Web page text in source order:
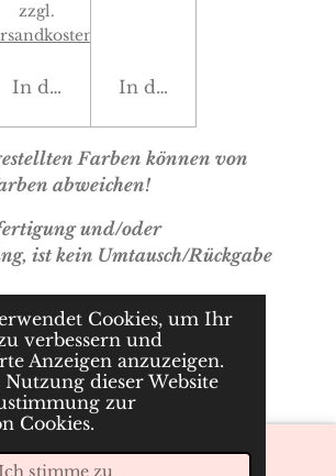
Cookies, um Ihr
verbessern und
Anzeigen anzuzeigen.
dieser Website
zur
Cookies.
Ich stimme zu
zzgl.
In den WarenkorbIn den Warenkorb
Farben können von
abweichen!
und/oder
ist kein Umtausch/Rückgabe
cherryslabel.at
vonWebador